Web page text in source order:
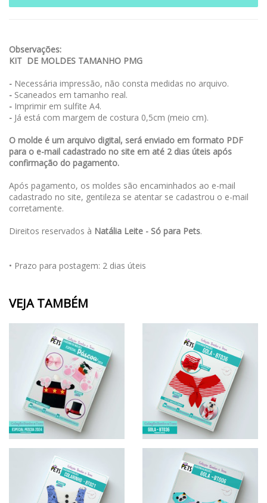
Observações:
KIT DE MOLDES TAMANHO PMG
- Necessária impressão, não consta medidas no arquivo.
- Scaneados em tamanho real.
- Imprimir em sulfite A4.
- Já está com margem de costura 0,5cm (meio cm).
O molde é um arquivo digital, será enviado em formato PDF
para o e-mail cadastrado no site em até 2 dias úteis após
confirmação do pagamento.
Após pagamento, os moldes são encaminhados ao e-mail
cadastrado no site, gentileza se atentar se cadastrou o e-mail
corretamente.
Direitos reservados à Natália Leite - Só para Pets.
• Prazo para postagem: 2 dias úteis
VEJA TAMBÉM